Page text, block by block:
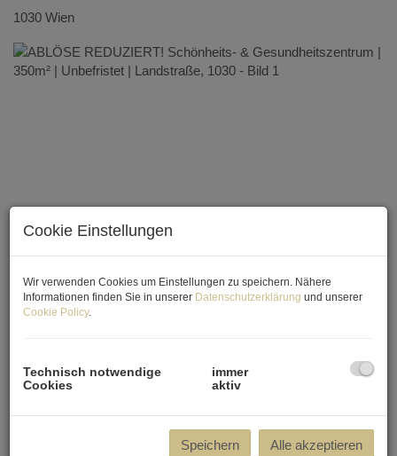
1030 Wien
Cookie Einstellungen
Wir verwenden Cookies um Einstellungen zu speichern. Nähere
Informationen finden Sie in unserer Datenschutzerklärung und unserer
Cookie Policy.
Technisch notwendige
Cookies
immer
aktiv
Speichern Alle akzeptieren